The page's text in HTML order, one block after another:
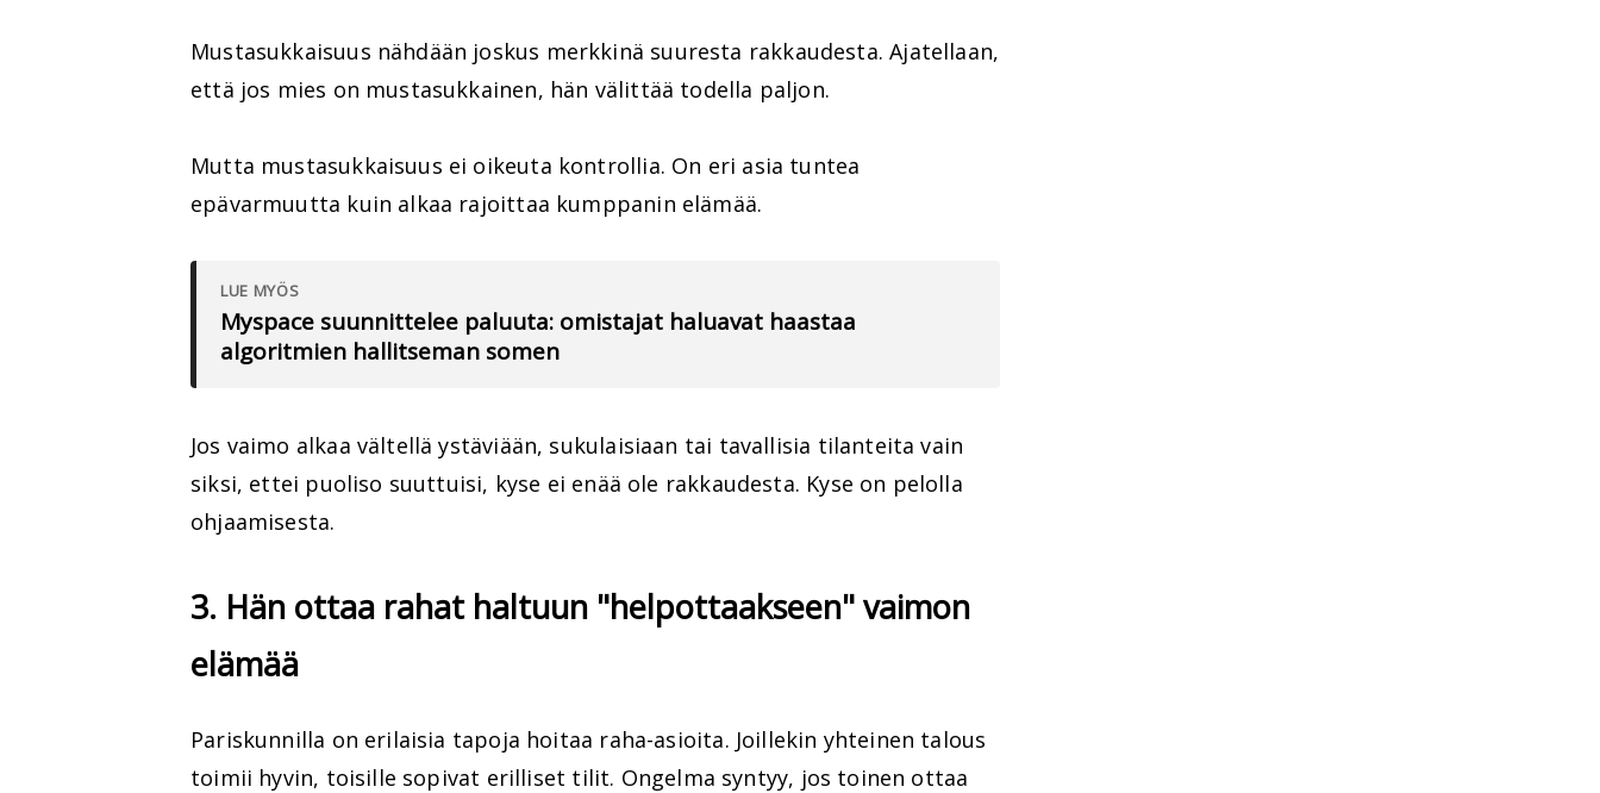
Mustasukkaisuus nähdään joskus merkkinä suuresta rakkaudesta. Ajatellaan,
että jos mies on mustasukkainen, hän välittää todella paljon.
Mutta mustasukkaisuus ei oikeuta kontrollia. On eri asia tuntea
epävarmuutta kuin alkaa rajoittaa kumppanin elämää.
LUE MYÖS
Myspace suunnittelee paluuta: omistajat haluavat haastaa
algoritmien hallitseman somen
Jos vaimo alkaa vältellä ystäviään, sukulaisiaan tai tavallisia tilanteita vain
siksi, ettei puoliso suuttuisi, kyse ei enää ole rakkaudesta. Kyse on pelolla
ohjaamisesta.
3. Hän ottaa rahat haltuun "helpottaakseen" vaimon
elämää
Pariskunnilla on erilaisia tapoja hoitaa raha-asioita. Joillekin yhteinen talous
toimii hyvin, toisille sopivat erilliset tilit. Ongelma syntyy, jos toinen ottaa